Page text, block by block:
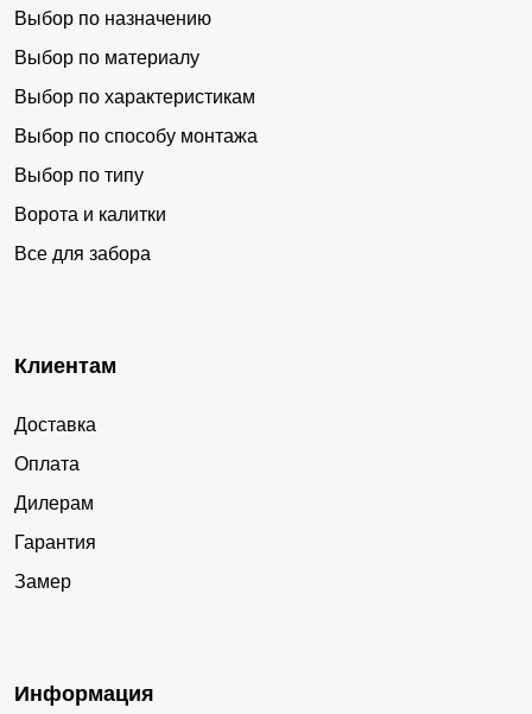
Выбор по назначению
Выбор по материалу
Выбор по характеристикам
Выбор по способу монтажа
Выбор по типу
Ворота и калитки
Все для забора
Клиентам
Доставка
Оплата
Дилерам
Гарантия
Замер
Информация